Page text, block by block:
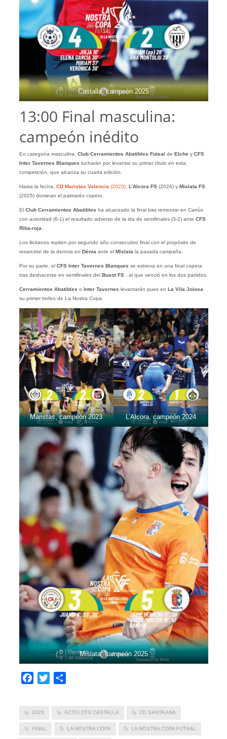
Castalla, campeón 2025
13:00 Final masculina:
campeón inédito
En categoría masculina, Club Cerramientos Abatibles Futsal de Elchey CFS
Inter Tavernes Blanques lucharán por levantar su primer título en esta
competición, que alcanza su cuarta edición.
Hasta la fecha, CD Maristas Valencia (2023), L’Alcora FS(2024) y Mislata FS
(2025) dominan el palmarés copero.
El Club Cerramientos Abatibles ha alcanzado la final tras remontar en Carrús
con autoridad (6-1) el resultado adverso de la ida de semifinales (3-2) ante CFS
Riba-roja
Los ilicitanos repiten por segundo año consecutivo final con el propósito de
resarcirse de la derrota en Dénia ante el Mislata la pasada campaña.
Por su parte, el CFS Inter Tavernes Blanques se estrena en una final copera
tras deshacerse en semifinales del Busot FS , al que venció en los dos partidos.
Cerramientos Abatibles o Inter Tavernes levantarán pues en La Vila Joiosa
su primer trofeo de La Nostra Copa.
Maristas, campeón 2023 L’Alcora, campeón 2024
Mislata, campeón 2025
Facebook
Twitter
2026 ACTIU CFS CASTALLA CD SANTA ANA
FINAL LA NOSTRA COPA LA NOSTRA COPA FUTSAL